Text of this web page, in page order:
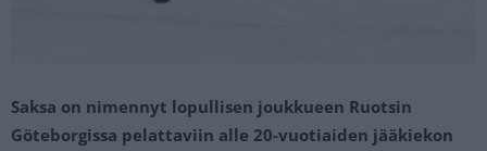
Saksa on nimennyt lopullisen joukkueen Ruotsin
Göteborgissa pelattaviin alle 20-vuotiaiden jääkiekon